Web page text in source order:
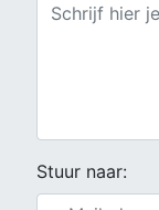
Stuur naar: